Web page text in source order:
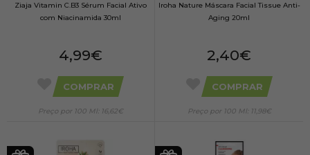
Ziaja Vitamin C.B3 Sérum Facial Ativo
com Niacinamida 30ml
4,99€
COMPRAR
Preço por 100 Ml: 16,62€
Iroha Nature Máscara Facial Tissue Anti-
Aging 20ml
2,40€
COMPRAR
Preço por 100 Ml: 11,98€